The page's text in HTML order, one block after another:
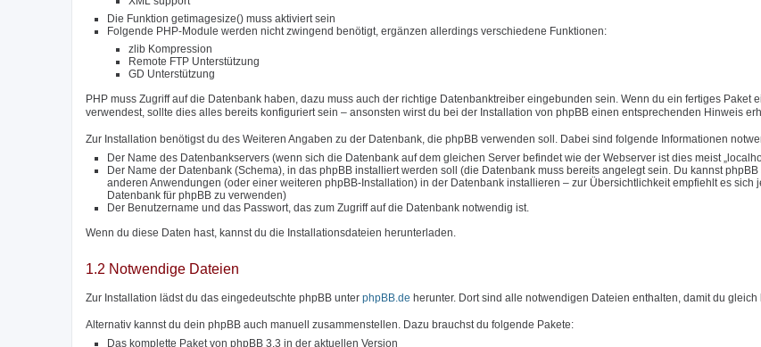
Die Funktion getimagesize() muss aktiviert sein
Folgende PHP-Module werden nicht zwingend benötigt, ergänzen allerdings verschiedene Funktionen:
zlib Kompression
Remote FTP Unterstützung
GD Unterstützung
PHP muss Zugriff auf die Datenbank haben, dazu muss auch der richtige Datenbanktreiber eingebunden sein. Wenn du ein fertiges Paket
verwendest, sollte dies alles bereits konfiguriert sein – ansonsten wirst du bei der Installation von phpBB einen entsprechenden Hinweis
Zur Installation benötigst du des Weiteren Angaben zu der Datenbank, die phpBB verwenden soll. Dabei sind folgende Informationen
Der Name des Datenbankservers (wenn sich die Datenbank auf dem gleichen Server befindet wie der Webserver ist dies meist
Der Name der Datenbank (Schema), in das phpBB installiert werden soll (die Datenbank muss bereits angelegt sein. Du kannst
anderen Anwendungen (oder einer weiteren phpBB-Installation) in der Datenbank installieren – zur Übersichtlichkeit empfiehlt es sich
Datenbank für phpBB zu verwenden)
Der Benutzername und das Passwort, das zum Zugriff auf die Datenbank notwendig ist.
Wenn du diese Daten hast, kannst du die Installationsdateien herunterladen.
1.2 Notwendige Dateien
Zur Installation lädst du das eingedeutschte phpBB unter phpBB.de herunter. Dort sind alle notwendigen Dateien enthalten, damit du
Alternativ kannst du dein phpBB auch manuell zusammenstellen. Dazu brauchst du folgende Pakete:
Das komplette Paket von phpBB 3.3 in der aktuellen Version